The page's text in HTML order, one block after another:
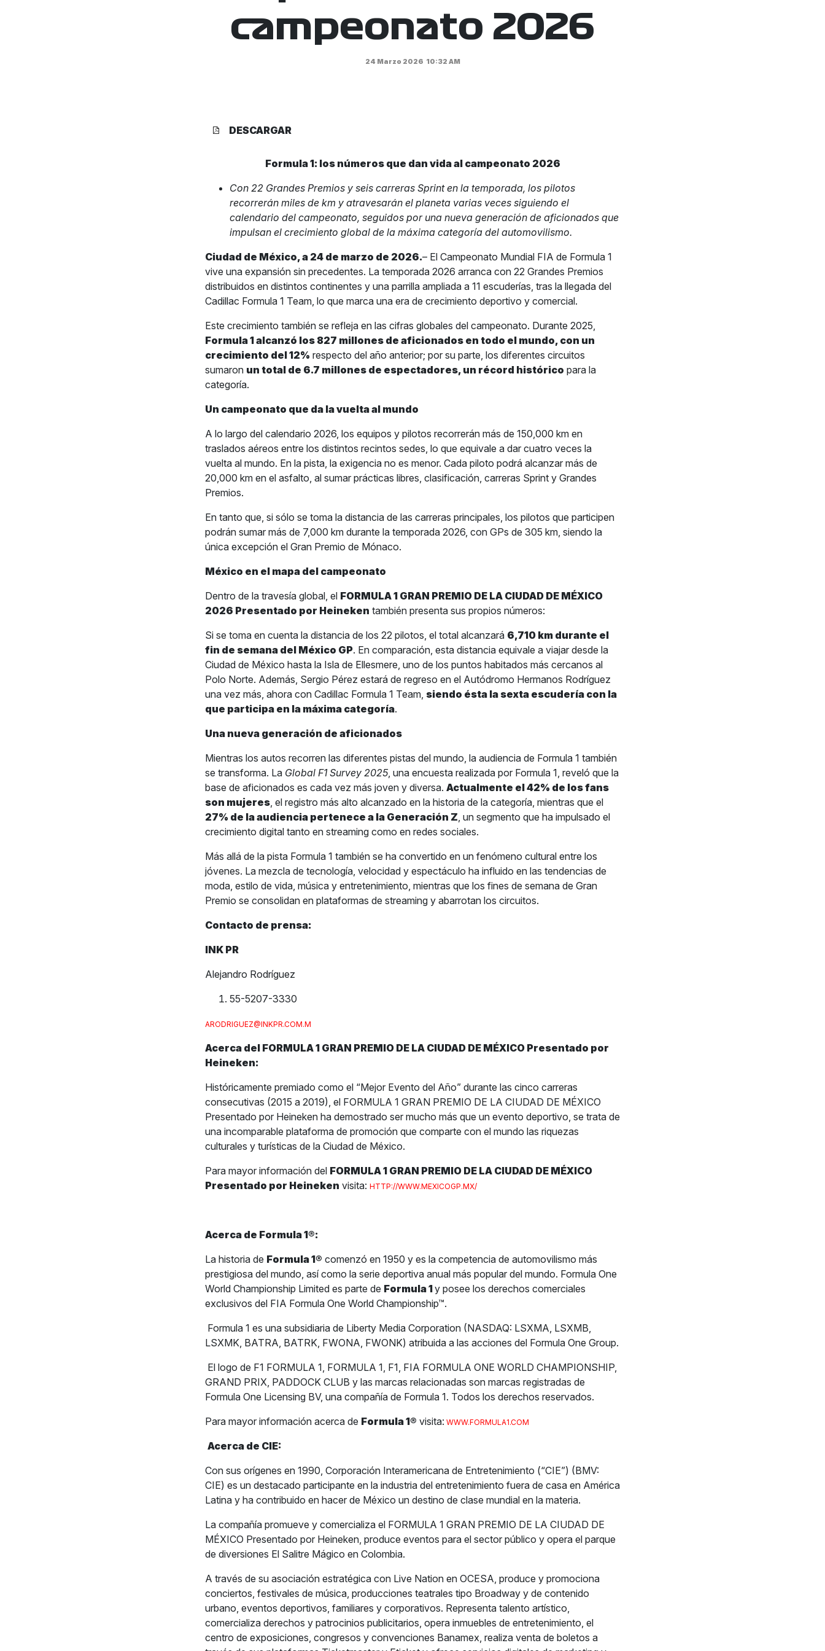
campeonato 2026
24 Marzo 2026 10:32 AM
DESCARGAR
Formula 1: los números que dan vida al campeonato 2026
Con 22 Grandes Premios y seis carreras Sprint en la temporada, los pilotos
recorrerán miles de km y atravesarán el planeta varias veces siguiendo el
calendario del campeonato, seguidos por una nueva generación de aficionados que
impulsan el crecimiento global de la máxima categoría del automovilismo.
Ciudad de México, a 24 de marzo de 2026.– El Campeonato Mundial FIA de Formula 1
vive una expansión sin precedentes. La temporada 2026 arranca con 22 Grandes Premios
distribuidos en distintos continentes y una parrilla ampliada a 11 escuderías, tras la llegada del
Cadillac Formula 1 Team, lo que marca una era de crecimiento deportivo y comercial.
Este crecimiento también se refleja en las cifras globales del campeonato. Durante 2025,
Formula 1 alcanzó los 827 millones de aficionados en todo el mundo, con un
crecimiento del 12% respecto del año anterior; por su parte, los diferentes circuitos
sumaron un total de 6.7 millones de espectadores, un récord histórico para la
categoría.
Un campeonato que da la vuelta al mundo
A lo largo del calendario 2026, los equipos y pilotos recorrerán más de 150,000 km en
traslados aéreos entre los distintos recintos sedes, lo que equivale a dar cuatro veces la
vuelta al mundo. En la pista, la exigencia no es menor. Cada piloto podrá alcanzar más de
20,000 km en el asfalto, al sumar prácticas libres, clasificación, carreras Sprint y Grandes
Premios.
En tanto que, si sólo se toma la distancia de las carreras principales, los pilotos que participen
podrán sumar más de 7,000 km durante la temporada 2026, con GPs de 305 km, siendo la
única excepción el Gran Premio de Mónaco.
México en el mapa del campeonato
Dentro de la travesía global, el FORMULA 1 GRAN PREMIO DE LA CIUDAD DE MÉXICO
2026 Presentado por Heineken también presenta sus propios números:
Si se toma en cuenta la distancia de los 22 pilotos, el total alcanzará 6,710 km durante el
fin de semana del México GP. En comparación, esta distancia equivale a viajar desde la
Ciudad de México hasta la Isla de Ellesmere, uno de los puntos habitados más cercanos al
Polo Norte. Además, Sergio Pérez estará de regreso en el Autódromo Hermanos Rodríguez
una vez más, ahora con Cadillac Formula 1 Team, siendo ésta la sexta escudería con la
que participa en la máxima categoría.
Una nueva generación de aficionados
Mientras los autos recorren las diferentes pistas del mundo, la audiencia de Formula 1 también
se transforma. La Global F1 Survey 2025, una encuesta realizada por Formula 1, reveló que la
base de aficionados es cada vez más joven y diversa. Actualmente el 42% de los fans
son mujeres, el registro más alto alcanzado en la historia de la categoría, mientras que el
27% de la audiencia pertenece a la Generación Z, un segmento que ha impulsado el
crecimiento digital tanto en streaming como en redes sociales.
Más allá de la pista Formula 1 también se ha convertido en un fenómeno cultural entre los
jóvenes. La mezcla de tecnología, velocidad y espectáculo ha influido en las tendencias de
moda, estilo de vida, música y entretenimiento, mientras que los fines de semana de Gran
Premio se consolidan en plataformas de streaming y abarrotan los circuitos.
Contacto de prensa:
INK PR
Alejandro Rodríguez
55-5207-3330
ARODRIGUEZ@INKPR.COM.M
Acerca del FORMULA 1 GRAN PREMIO DE LA CIUDAD DE MÉXICO Presentado por
Heineken:
Históricamente premiado como el “Mejor Evento del Año” durante las cinco carreras
consecutivas (2015 a 2019), el FORMULA 1 GRAN PREMIO DE LA CIUDAD DE MÉXICO
Presentado por Heineken ha demostrado ser mucho más que un evento deportivo, se trata de
una incomparable plataforma de promoción que comparte con el mundo las riquezas
culturales y turísticas de la Ciudad de México.
Para mayor información del FORMULA 1 GRAN PREMIO DE LA CIUDAD DE MÉXICO
Presentado por Heineken visita: HTTP://WWW.MEXICOGP.MX/
Acerca de Formula 1®:
La historia de Formula 1® comenzó en 1950 y es la competencia de automovilismo más
prestigiosa del mundo, así como la serie deportiva anual más popular del mundo. Formula One
World Championship Limited es parte de Formula 1y posee los derechos comerciales
exclusivos del FIA Formula One World Championship™.
Formula 1 es una subsidiaria de Liberty Media Corporation (NASDAQ: LSXMA, LSXMB,
LSXMK, BATRA, BATRK, FWONA, FWONK) atribuida a las acciones del Formula One Group.
El logo de F1 FORMULA 1, FORMULA 1, F1, FIA FORMULA ONE WORLD CHAMPIONSHIP,
GRAND PRIX, PADDOCK CLUB y las marcas relacionadas son marcas registradas de
Formula One Licensing BV, una compañía de Formula 1. Todos los derechos reservados.
Para mayor información acerca de Formula 1® visita: WWW.FORMULA1.COM
Acerca de CIE:
Con sus orígenes en 1990, Corporación Interamericana de Entretenimiento (“CIE”) (BMV:
CIE) es un destacado participante en la industria del entretenimiento fuera de casa en América
Latina y ha contribuido en hacer de México un destino de clase mundial en la materia.
La compañía promueve y comercializa el FORMULA 1 GRAN PREMIO DE LA CIUDAD DE
MÉXICO Presentado por Heineken, produce eventos para el sector público y opera el parque
de diversiones El Salitre Mágico en Colombia.
A través de su asociación estratégica con Live Nation en OCESA, produce y promociona
conciertos, festivales de música, producciones teatrales tipo Broadway y de contenido
urbano, eventos deportivos, familiares y corporativos. Representa talento artístico,
comercializa derechos y patrocinios publicitarios, opera inmuebles de entretenimiento, el
centro de exposiciones, congresos y convenciones Banamex, realiza venta de boletos a